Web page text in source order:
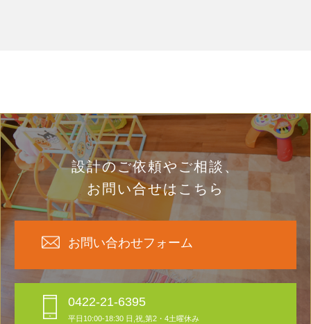
設計のご依頼やご相談、
お問い合せはこちら
お問い合わせフォーム
0422-21-6395
平日10:00-18:30 日,祝,第2・4土曜休み